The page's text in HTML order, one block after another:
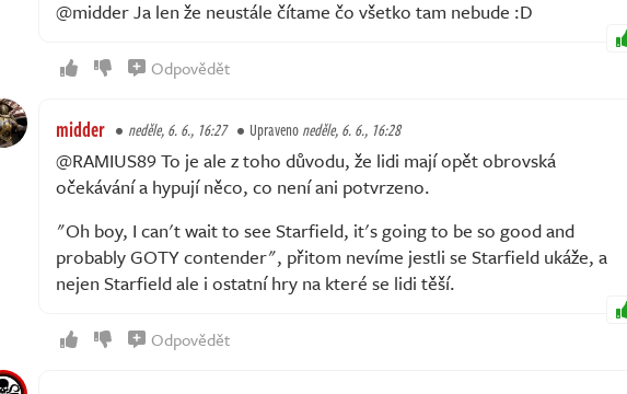
@midder Ja len že neustále čítame čo všetko tam nebude :D
Odpovědět
midder neděle, 6. 6., 16:27 Upravenoneděle, 6. 6., 16:28
@RAMIUS89 To je ale z toho důvodu, že lidi mají opět obrovská
očekávání a hypují něco, co není ani potvrzeno.
"Oh boy, I can't wait to see Starfield, it's going to be so good and
probably GOTY contender", přitom nevíme jestli se Starfield ukáže, a
nejen Starfield ale i ostatní hry na které se lidi těší.
Odpovědět